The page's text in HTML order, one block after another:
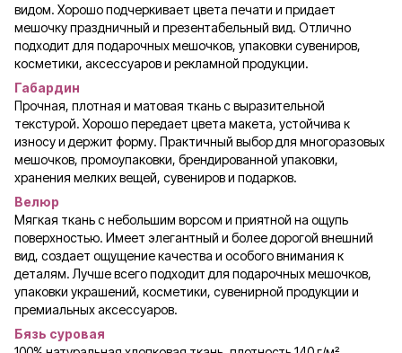
видом. Хорошо подчеркивает цвета печати и придает
мешочку праздничный и презентабельный вид. Отлично
подходит для подарочных мешочков, упаковки сувениров,
косметики, аксессуаров и рекламной продукции.
Габардин
Прочная, плотная и матовая ткань с выразительной
текстурой. Хорошо передает цвета макета, устойчива к
износу и держит форму. Практичный выбор для многоразовых
мешочков, промоупаковки, брендированной упаковки,
хранения мелких вещей, сувениров и подарков.
Велюр
Мягкая ткань с небольшим ворсом и приятной на ощупь
поверхностью. Имеет элегантный и более дорогой внешний
вид, создает ощущение качества и особого внимания к
деталям. Лучше всего подходит для подарочных мешочков,
упаковки украшений, косметики, сувенирной продукции и
премиальных аксессуаров.
Бязь суровая